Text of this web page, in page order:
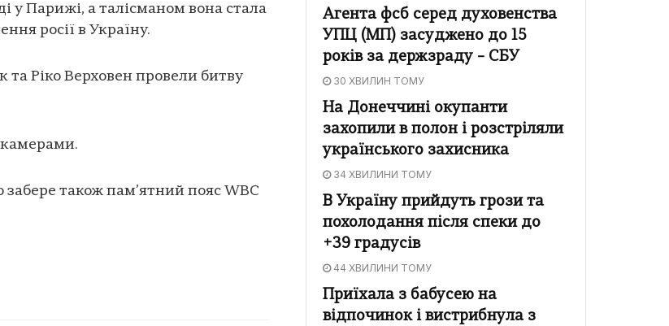
у Парижі, а талісманом вона стала
росії в Україну.
та Ріко Верховен провели битву
камерами.
також пам’ятний пояс WBC
Агента фсб серед духовенства
УПЦ (МП) засуджено до 15
років за держзраду – СБУ
30 ХВИЛИН ТОМУ
На Донеччині окупанти
захопили в полон і розстріляли
українського захисника
34 ХВИЛИНИ ТОМУ
В Україну прийдуть грози та
похолодання після спеки до
+39 градусів
44 ХВИЛИНИ ТОМУ
Приїхала з бабусею на
відпочинок і вистрибнула з